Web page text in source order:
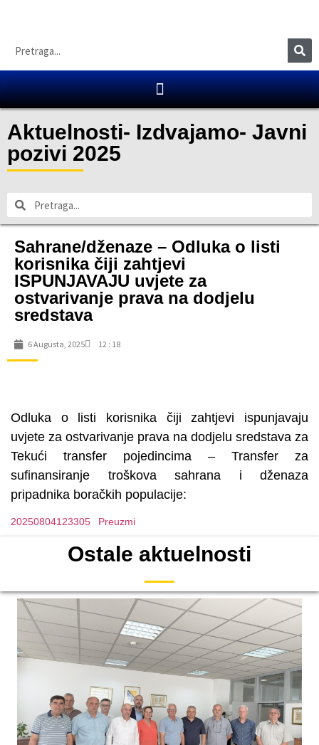
Aktuelnosti- Izdvajamo- Javni
pozivi 2025
Sahrane/dženaze – Odluka o listi
korisnika čiji zahtjevi
ISPUNJAVAJU uvjete za
ostvarivanje prava na dodjelu
sredstava
6 Augusta, 2025 12 : 18
Odluka o listi korisnika čiji zahtjevi ispunjavaju
uvjete za ostvarivanje prava na dodjelu sredstava za
Tekući transfer pojedincima – Transfer za
sufinansiranje troškova sahrana i dženaza
pripadnika boračkih populacije:
20250804123305 Preuzmi
Ostale aktuelnosti